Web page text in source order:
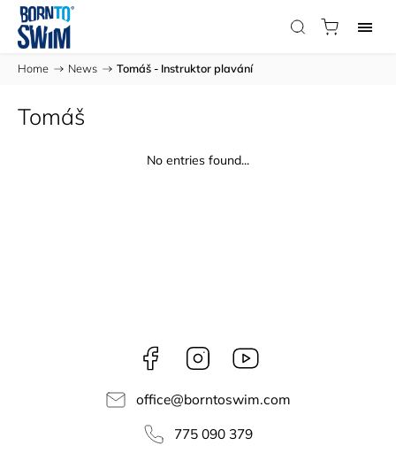
Home / News / Tomáš - Instruktor plavání
Tomáš
No entries found...
Facebook Instagram
office@borntoswim.com
775 090 379